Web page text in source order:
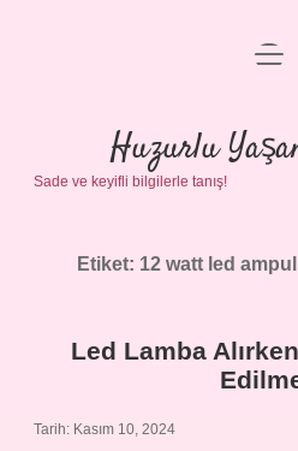
Gizlilik
Yasal
Huzurlu
Sade ve keyifli bilgilerle tanış!
Etiket: 12 watt led ampul
Led Lamba
Tarih: Kasım 10, 2024